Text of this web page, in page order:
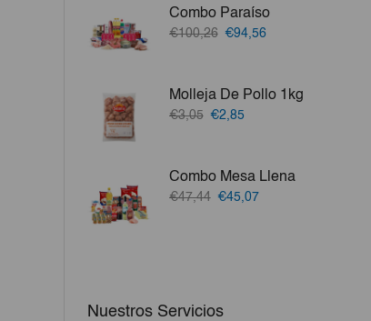
€2,99.€2,69.
Combo Paraíso
€100,26 El
€100,26.
€94,56El
€94,56.
Molleja De Pollo 1kg
€3,05 El
€3,05.
€2,85El
€2,85.
Combo Mesa Llena
€47,44 El
€45,07El
Nuestros Servicios